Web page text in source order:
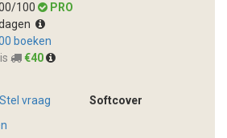
100
PRO
boeken
€40
Stel vraag
Softcover